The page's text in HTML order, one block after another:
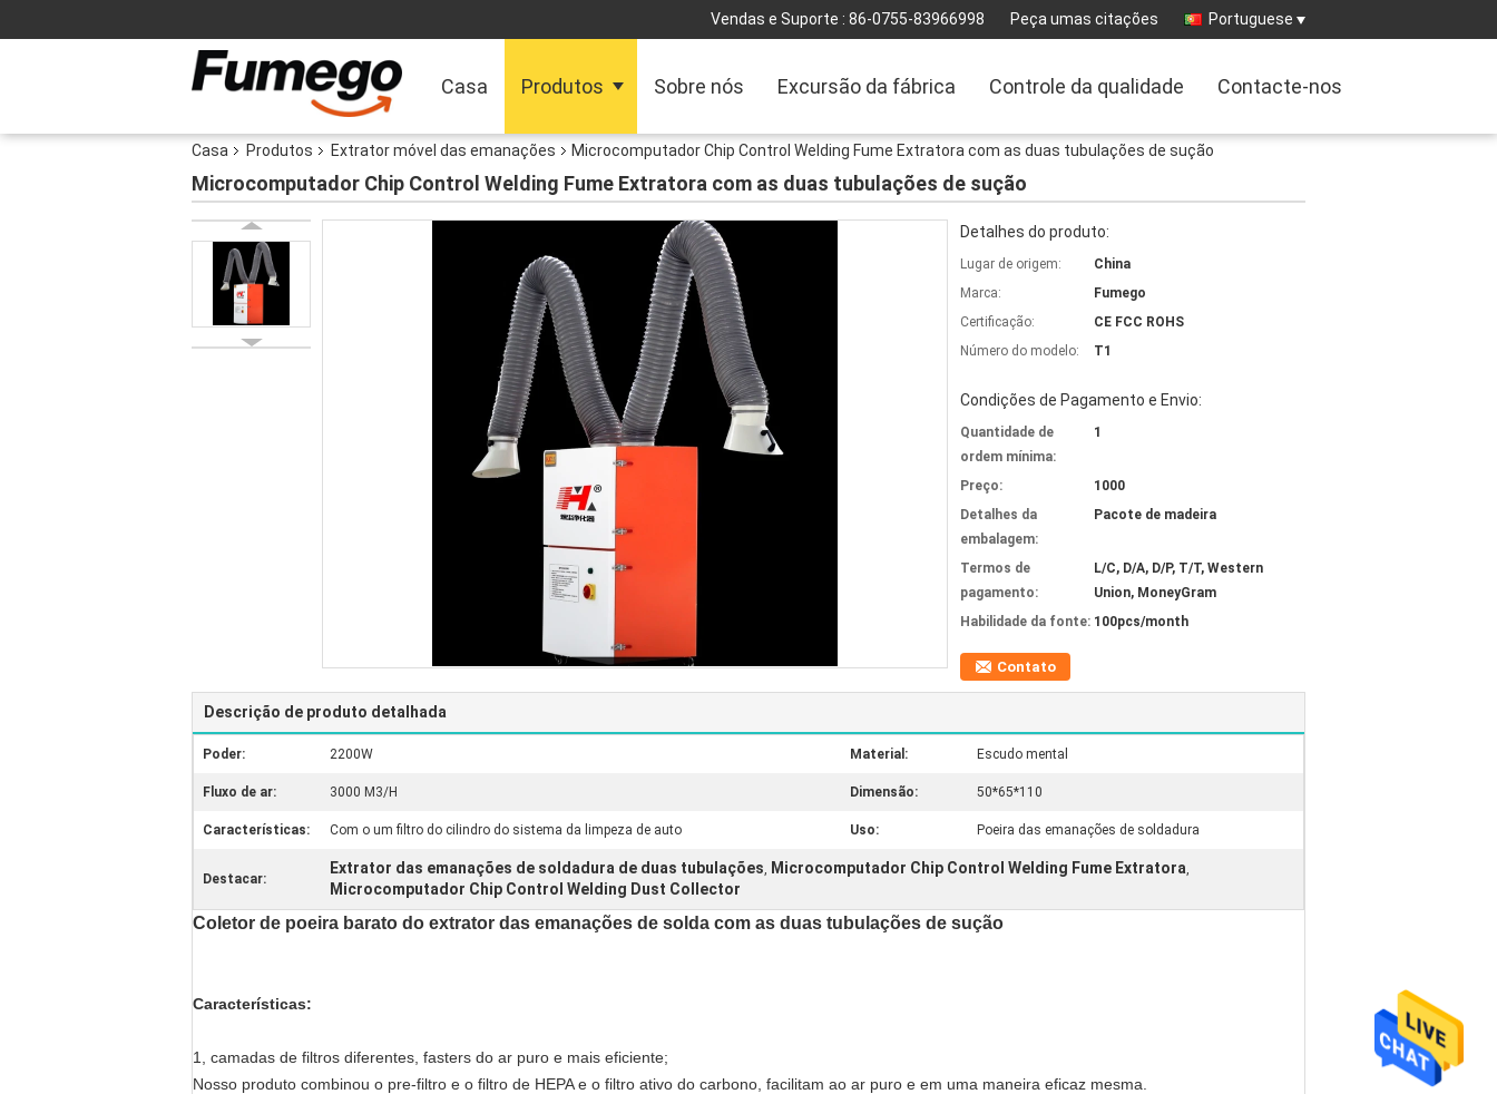
Vendas e Suporte : 86-0755-83966998 Peça umas citações Portuguese
Casa Produtos Sobre nós Excursão da fábrica Controle da qualidade Contacte-nos
Casa Produtos Extrator móvel das emanações Microcomputador Chip Control Welding Fume Extratora com as duas tubulações de sução
Microcomputador Chip Control Welding Fume Extratora com as duas tubulações de sução
Detalhes do produto:
Lugar de origem:
China
Marca:
Fumego
Certificação:
CE FCC ROHS
Número do modelo:
T1
Condições de Pagamento e Envio:
Quantidade de
ordem mínima:
1
Preço:
1000
Detalhes da
embalagem:
Pacote de madeira
Termos de
pagamento:
L/C, D/A, D/P, T/T, Western
Union, MoneyGram
Habilidade da fonte: 100pcs/month
Contato
Descrição de produto detalhada
Poder: 2200W Material: Escudo mental
Fluxo de ar: 3000 M3/H Dimensão: 50*65*110
Características: Com o um filtro do cilindro do sistema da limpeza de auto Uso: Poeira das emanações de soldadura
Destacar:
Extrator das emanações de soldadura de duas tubulações, Microcomputador Chip Control Welding Fume Extratora,
Microcomputador Chip Control Welding Dust Collector
Coletor de poeira barato do extrator das emanações de solda com as duas tubulações de sução
Características:
1, camadas de filtros diferentes, fasters do ar puro e mais eficiente;
Nosso produto combinou o pre-filtro e o filtro de HEPA e o filtro ativo do carbono, facilitam ao ar puro e em uma maneira eficaz mesma.